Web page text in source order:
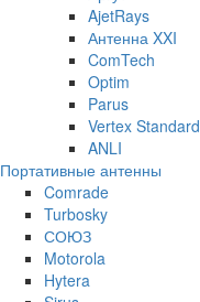
AjetRays
Антенна XXI
ComTech
Optim
Parus
Vertex Standard
ANLI
Портативные антенны
Comrade
Turbosky
СОЮЗ
Motorola
Hytera